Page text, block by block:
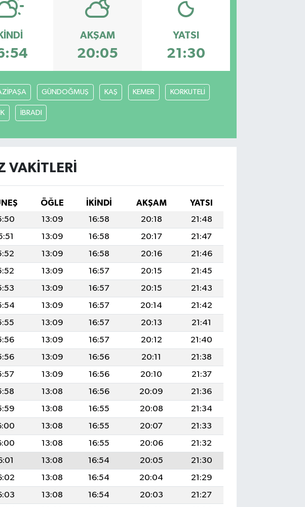
İKINDI AKŞAM
20:05
YATSI
21:30
GÜNDOĞMUŞ KAŞ KEMER KORKUTELİ
İBRADI
VAKITLERI
ÖĞLE İKINDI AKŞAM
YATSI
13:09 16:58 20:18
21:48
13:09 16:58 20:17
21:47
13:09 16:58 20:16
21:46
13:09 16:57 20:15
21:45
13:09 16:57 20:15
21:43
13:09 16:57 20:14
21:42
13:09 16:57 20:13
21:41
13:09 16:57 20:12
21:40
13:09 16:56 20:11
21:38
13:09 16:56 20:10
21:37
13:08 16:56 20:09
21:36
13:08 16:55 20:08
21:34
13:08 16:55 20:07
21:33
13:08 16:55 20:06
21:32
13:08 16:54 20:05
21:30
13:08 16:54 20:04
21:29
13:08 16:54 20:03
21:27